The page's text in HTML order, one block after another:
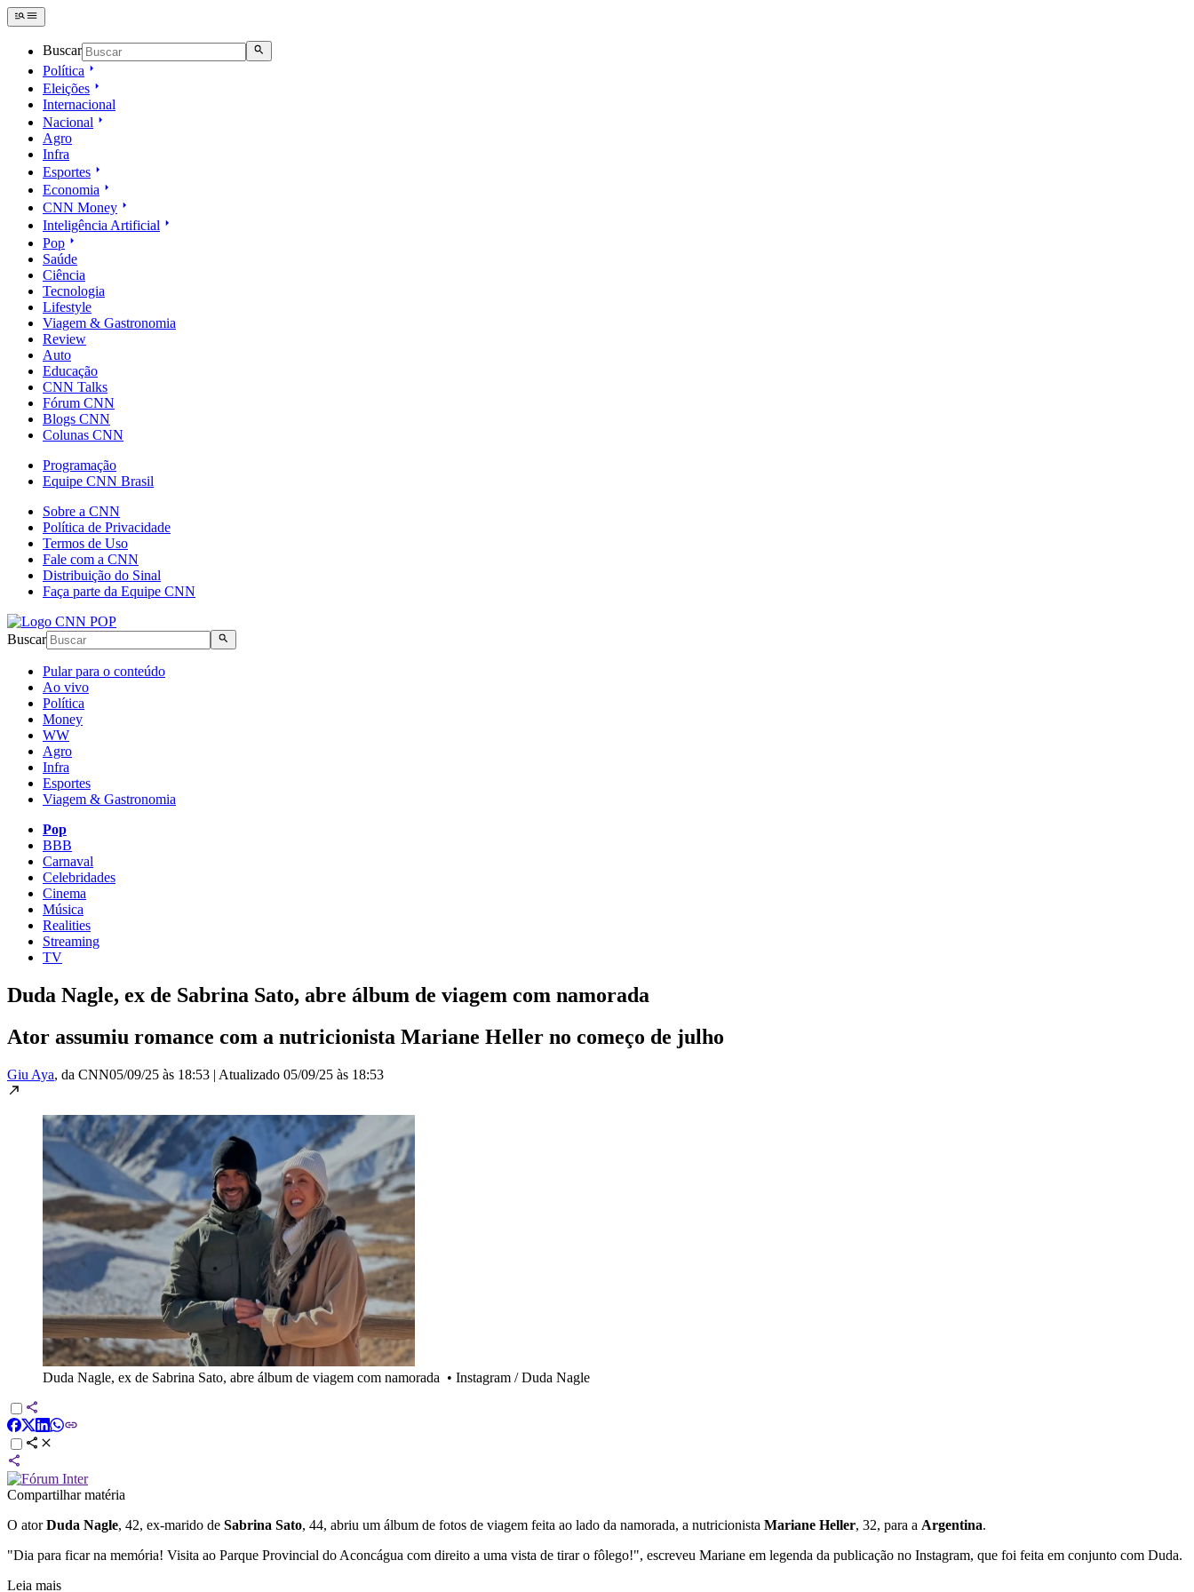
Buscar
Política
Eleições
Internacional
Nacional
Agro
Infra
Esportes
Economia
CNN Money
Inteligência Artificial
Pop
Saúde
Ciência
Tecnologia
Lifestyle
Viagem & Gastronomia
Review
Auto
Educação
CNN Talks
Fórum CNN
Blogs CNN
Colunas CNN
Programação
Equipe CNN Brasil
Sobre a CNN
Política de Privacidade
Termos de Uso
Fale com a CNN
Distribuição do Sinal
Faça parte da Equipe CNN
Buscar
Pular para o conteúdo
Ao vivo
Política
Money
WW
Agro
Infra
Esportes
Viagem & Gastronomia
Pop
BBB
Carnaval
Celebridades
Cinema
Música
Realities
Streaming
TV
Duda Nagle, ex de Sabrina Sato, abre álbum de viagem com namorada
Ator assumiu romance com a nutricionista Mariane Heller no começo de julho
Giu Aya, da CNN05/09/25 às 18:53 | Atualizado 05/09/25 às 18:53
Duda Nagle, ex de Sabrina Sato, abre álbum de viagem com namorada • Instagram / Duda Nagle
Compartilhar matéria
O atorDuda Nagle, 42, ex-marido de Sabrina Sato, 44, abriu um álbum de fotos de viagem feita ao lado da namorada, a nutricionista Mariane Heller, 32, para a Argentina.
"Dia para ficar na memória! Visita ao Parque Provincial do Aconcágua com direito a uma vista de tirar o fôlego!", escreveu Mariane em legenda da publicação no Instagram, que foi feita em conjunto com Duda.
Leia mais